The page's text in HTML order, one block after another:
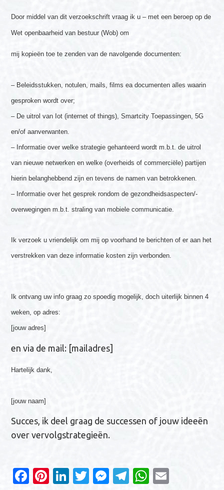
Door middel van dit verzoekschrift vraag ik u – met een beroep op de
Wet openbaarheid van bestuur (Wob) om
mij kopieën toe te zenden van de navolgende documenten:
– Beleidsstukken, notulen, mails, films ea documenten alles waarin
gesproken wordt over;
– De uitrol van Iot (internet of things), Smartcity Toepassingen, 5G
en/of aanverwanten.
– Informatie over welke strategie gehanteerd wordt m.b.t. de uitrol
van nieuwe netwerken en welke (overheids of commerciële) partijen
hierin belanghebbend zijn en tevens de namen van betrokkenen.
– Informatie over het gesprek rondom de gezondheidsaspecten/-
overwegingen m.b.t. straling van mobiele communicatie.
Ik verzoek u vriendelijk om mij op voorhand te berichten of er aan het
verstrekken van deze informatie kosten zijn verbonden.
Ik ontvang uw info graag zo spoedig mogelijk, doch uiterlijk binnen 4
weken, op adres:
[jouw adres]
en via de mail: [mailadres]
Hartelijk dank,
[jouw naam]
Succes, ik deel graag de successen of jouw ideeën
over vervolgstrategieën.
Fa
Pi
Li
T
M
T
W